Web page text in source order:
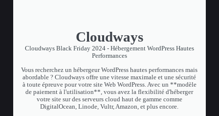
Cloudways
Cloudways Black Friday 2024 - Hébergement WordPress Hautes
Performances
Vous recherchez un hébergeur WordPress hautes performances mais
abordable ? Cloudways offre une vitesse maximale et une sécurité
à toute épreuve pour votre site Web WordPress. Avec un **modèle
de paiement à l'utilisation**, vous avez la flexibilité d'héberger
votre site sur des serveurs cloud haut de gamme comme
DigitalOcean, Linode, Vultr, Amazon, et plus encore.